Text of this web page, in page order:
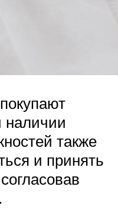
наличии
также
и принять